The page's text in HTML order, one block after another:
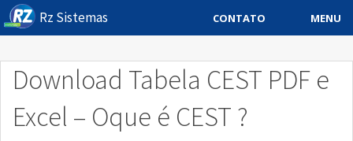
Rz Sistemas CONTATO MENU
Sistemas Especificos
Blog
Download Tabela CEST PDF e
Excel – Oque é CEST ?